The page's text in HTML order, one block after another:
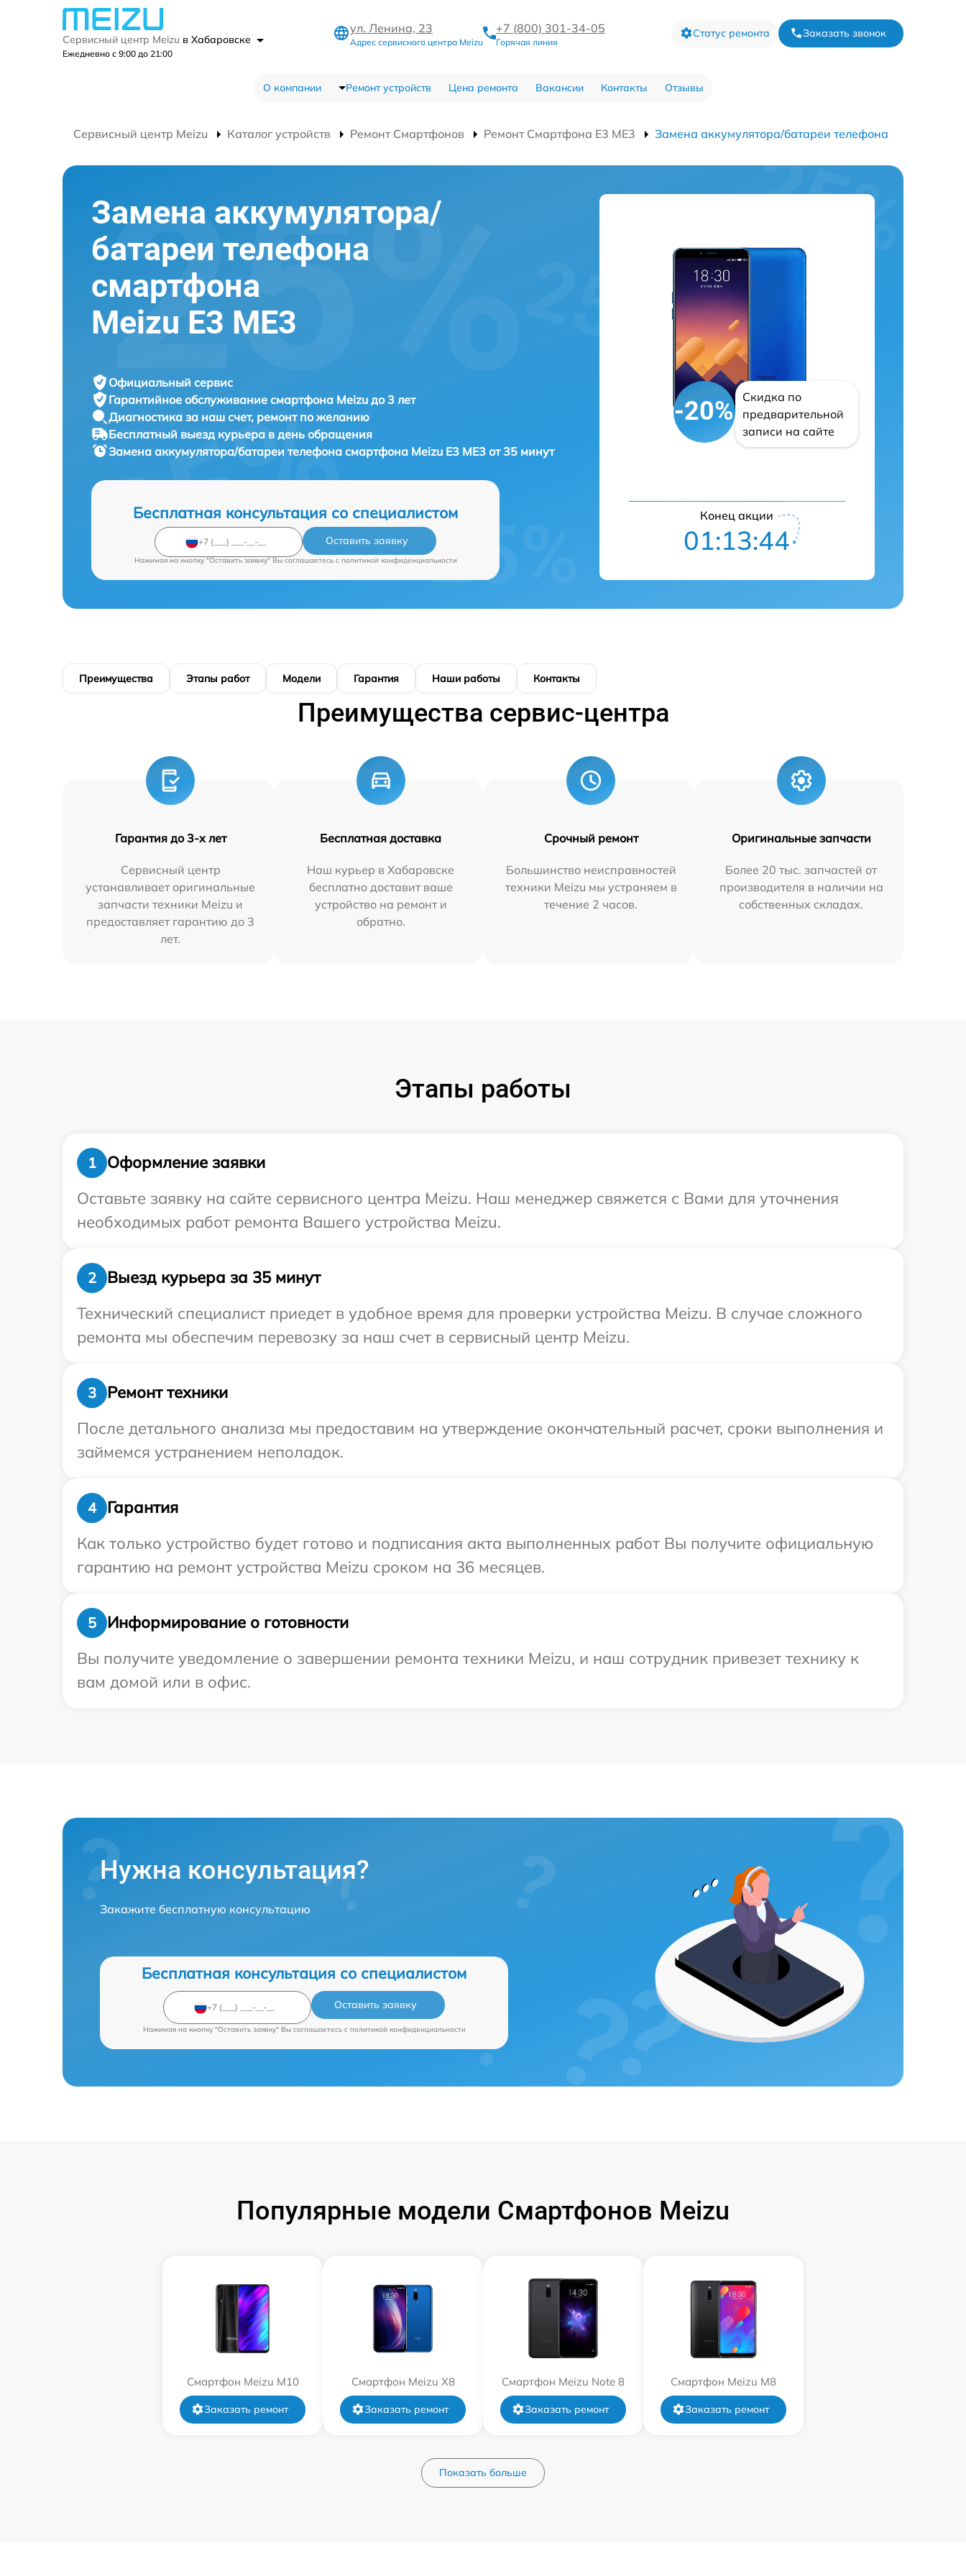
Сервисный центр Meizu в Хабаровске
Ежедневно с 9:00 до 21:00
ул. Ленина, 23
Адрес сервисного центра Meizu
+7 (800) 301-34-05
Горячая линия
Статус ремонта Заказать звонок
О компании Ремонт устройств Цена ремонта Вакансии Контакты Отзывы
Сервисный центр Meizu Каталог устройств Ремонт Смартфонов Ремонт Смартфона E3 ME3 Замена аккумулятора/батареи телефона
Замена аккумулятора/
батареи телефона
смартфона
Meizu E3 ME3
Официальный сервис
Гарантийное обслуживание смартфона Meizu до 3 лет
Диагностика за наш счет, ремонт по желанию
Бесплатный выезд курьера в день обращения
Замена аккумулятора/батареи телефона смартфона Meizu E3 ME3 от 35 минут
Бесплатная консультация со специалистом
Оставить заявку
Нажимая на кнопку "Оставить заявку" Вы соглашаетесь c политикой конфиденциальности
-20%
Скидка по
предварительной
записи на сайте
Конец акции
01:13:43
Преимущества Этапы работ Модели Гарантия Наши работы Контакты
Преимущества сервис-центра
Гарантия до 3-х лет
Сервисный центр
устанавливает оригинальные
запчасти техники Meizu и
предоставляет гарантию до 3
лет.
Бесплатная доставка
Наш курьер в Хабаровске
бесплатно доставит ваше
устройство на ремонт и
обратно.
Срочный ремонт
Большинство неисправностей
техники Meizu мы устраняем в
течение 2 часов.
Оригинальные запчасти
Более 20 тыс. запчастей от
производителя в наличии на
собственных складах.
Этапы работы
1
Оформление заявки
Оставьте заявку на сайте сервисного центра Meizu. Наш менеджер свяжется с Вами для уточнения
необходимых работ ремонта Вашего устройства Meizu.
2
Выезд курьера за 35 минут
Технический специалист приедет в удобное время для проверки устройства Meizu. В случае сложного
ремонта мы обеспечим перевозку за наш счет в сервисный центр Meizu.
3
Ремонт техники
После детального анализа мы предоставим на утверждение окончательный расчет, сроки выполнения и
займемся устранением неполадок.
4
Гарантия
Как только устройство будет готово и подписания акта выполненных работ Вы получите официальную
гарантию на ремонт устройства Meizu сроком на 36 месяцев.
5
Информирование о готовности
Вы получите уведомление о завершении ремонта техники Meizu, и наш сотрудник привезет технику к
вам домой или в офис.
Нужна консультация?
Закажите бесплатную консультацию
Бесплатная консультация со специалистом
Оставить заявку
Нажимая на кнопку "Оставить заявку" Вы соглашаетесь c политикой конфиденциальности
Популярные модели Смартфонов Meizu
Смартфон Meizu M10
Заказать ремонт
Смартфон Meizu X8
Заказать ремонт
Смартфон Meizu Note 8
Заказать ремонт
Смартфон Meizu M8
Заказать ремонт
Показать больше